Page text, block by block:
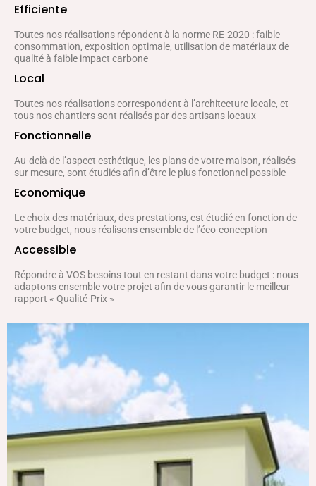
Efficiente
Toutes nos réalisations répondent à la norme RE-2020 : faible
consommation, exposition optimale, utilisation de matériaux de
qualité à faible impact carbone
Local
Toutes nos réalisations correspondent à l’architecture locale, et
tous nos chantiers sont réalisés par des artisans locaux
Fonctionnelle
Au-delà de l’aspect esthétique, les plans de votre maison, réalisés
sur mesure, sont étudiés afin d’être le plus fonctionnel possible
Economique
Le choix des matériaux, des prestations, est étudié en fonction de
votre budget, nous réalisons ensemble de l’éco-conception
Accessible
Répondre à VOS besoins tout en restant dans votre budget : nous
adaptons ensemble votre projet afin de vous garantir le meilleur
rapport « Qualité-Prix »